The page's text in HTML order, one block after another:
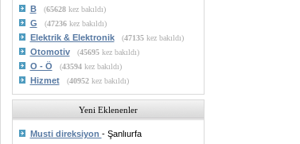
B (65628kez bakıldı)
G (47236kez bakıldı)
Elektrik & Elektronik (47135kez bakıldı)
Otomotiv (45695kez bakıldı)
O - Ö (43594kez bakıldı)
Hizmet (40952kez bakıldı)
Yeni Eklenenler
Musti direksiyon - Şanlıurfa